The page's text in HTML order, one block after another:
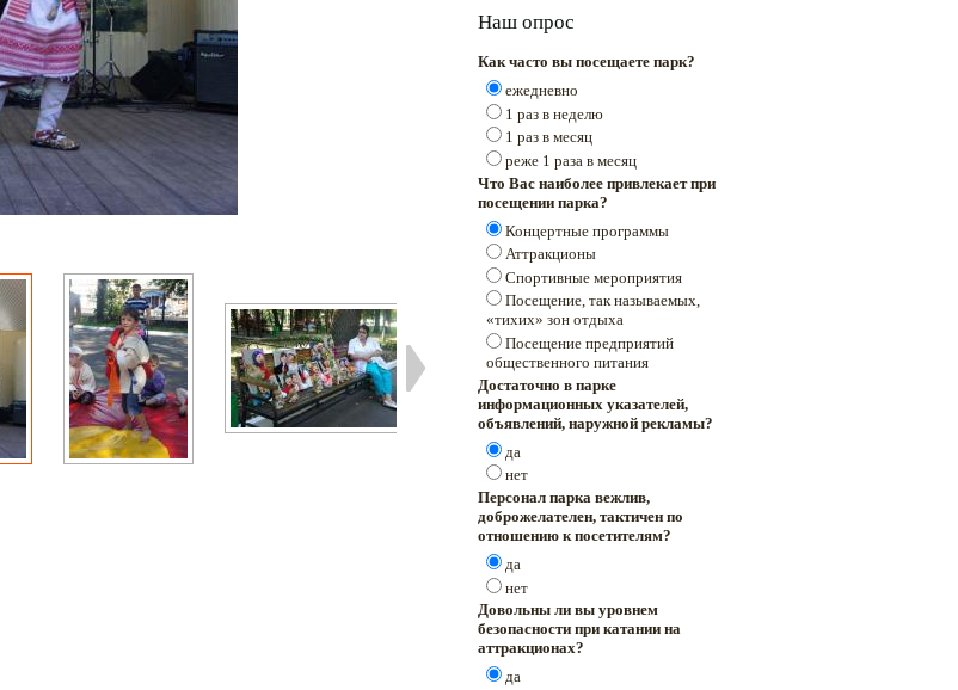
Наш опрос
Как часто вы посещаете парк?
ежедневно
1 раз в неделю
1 раз в месяц
реже 1 раза в месяц
Что Вас наиболее привлекает при
посещении парка?
Концертные программы
Аттракционы
Спортивные мероприятия
Посещение, так называемых,
«тихих» зон отдыха
Посещение предприятий
общественного питания
Достаточно в парке
информационных указателей,
объявлений, наружной рекламы?
да
нет
Персонал парка вежлив,
доброжелателен, тактичен по
отношению к посетителям?
да
нет
Довольны ли вы уровнем
безопасности при катании на
аттракционах?
да